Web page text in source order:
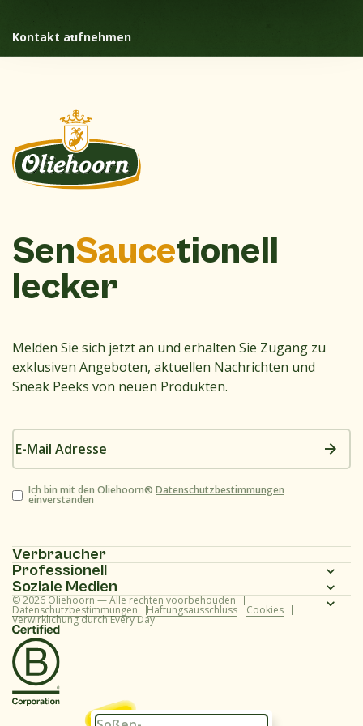
Kontakt aufnehmen
SenSaucetionell
lecker
Melden Sie sich jetzt an und erhalten Sie Zugang zu
exklusiven Angeboten, aktuellen Nachrichten und
Sneak Peeks von neuen Produkten.
E-
Mail
Zustimmung
Ich bin mit den Oliehoorn® Datenschutzbestimmungen
einverstanden
Verbraucher
Homepage
Produktpalette
Rezepte
Über uns
Häufig gestellte Fragen (Verbraucher)
Professionell
Homepage
Produktpalette
Rezepte
Über uns
Häufig gestellte Fragen (professionell)
Soziale Medien
Instagram
Facebook
Youtube
TikTok
© 2026 Oliehoorn — Alle rechten voorbehouden
Datenschutzbestimmungen Haftungsausschluss Cookies
Verwirklichung durch Every Day